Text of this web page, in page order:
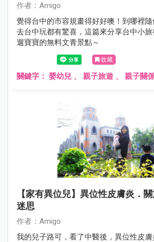
作者：Amigo
覺得台中的市容規畫得好好噢！到哪裡
去台中玩都有驚喜，這篇來分享台中小旅
遛寶寶的無料文青景點～
收藏
關鍵字： 嬰幼兒 、 親子旅遊 、 親子關
【家有異位兒】異位性皮膚炎．
迷思
作者：Amigo
我的兒子路可，看了中醫後，異位性皮